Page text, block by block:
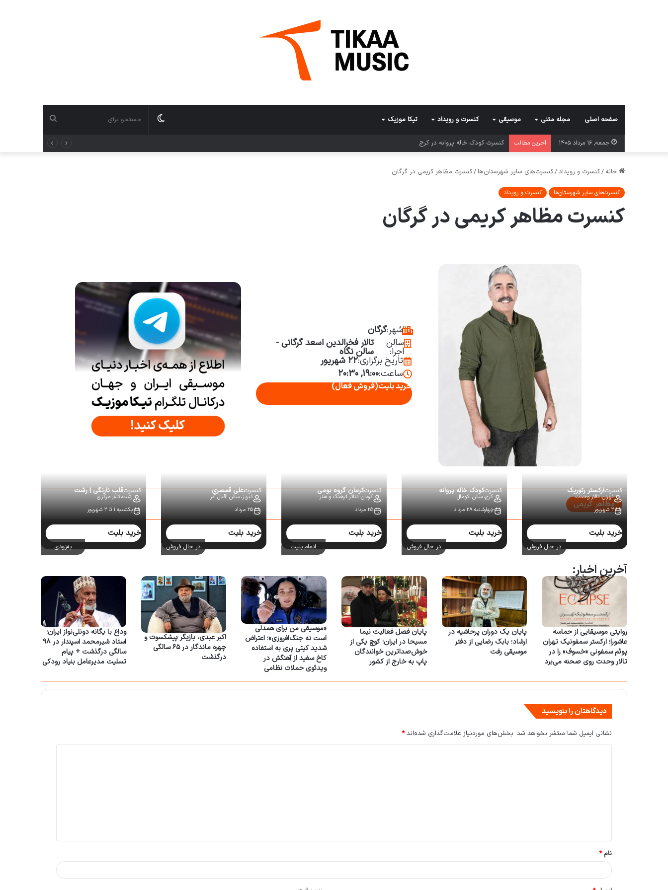
صفحه اصلی مجله متنی موسیقی کنسرت و رویداد تیکا موزیک
جمعه, ۱۶ مرداد ۱۴۰۵ آخرین مطالب کنسرت کرمان گروه بومی در کرمان
خانه /کنسرت و رویداد/کنسرت‌های سایر شهرستان‌ها /کنسرت مظاهر کریمی در گرگان
کنسرت‌های سایر شهرستان‌ها کنسرت و رویداد
کنسرت مظاهر کریمی در گرگان
شهر:گرگان
سالن
اجرا:
تالار فخرالدین اسعد گرگانی -
سالن نگاه
تاریخ برگزاری:۲۲ شهریور
ساعت:۱۹:۰۰, ۲۰:۳۰
خرید بلیت(فروش فعال)
مظاهر کریمی
سایر کنسرت‌ها:
کنسرتارکستر رتوریک
تهران،تالار وحدت
۲ شهریور
خرید بلیت
در حال فروش
کنسرتکودک خاله پروانه
کرج،سالن اکومال
چهارشنبه ۲۸ مرداد
خرید بلیت
در حال فروش
کنسرتکرمان گروه بومی
کرمان،تئاتر فرهنگ و هنر
۲۵ مرداد
خرید بلیت
اتمام بلیت
کنسرتعلی قمصری
تبریز،سالن اقبال آذر
۲۵ مرداد
خرید بلیت
در حال فروش
کنسرتقلب نارنگی | رشت
رشت،تالار مرکزی
یکشنبه ۱ تا ۲ شهریور
خرید بلیت
به‌زودی
آخرین اخبار:
روایتی موسیقایی از حماسه
عاشورا؛ ارکستر سمفونیک تهران
پوئم سمفونی «خسوف» را در
تالار وحدت روی صحنه می‌برد
پایان یک دوران پرحاشیه در
ارشاد؛ بابک رضایی از دفتر
موسیقی رفت
پایان فصل فعالیت نیما
مسیحا در ایران؛ کوچ یکی از
خوش‌صداترین خوانندگان
پاپ به خارج از کشور
«موسیقی من برای همدلی
است نه جنگ‌افروزی»؛ اعتراض
شدید کیتی پری به استفاده
کاخ سفید از آهنگش در
ویدئوی حملات نظامی
اکبر عبدی، بازیگر پیشکسوت و
چهره ماندگار در ۶۵ سالگی
درگذشت
وداع با یگانه دونلی‌نواز ایران؛
استاد شیرمحمد اسپندار در ۹۸
سالگی درگذشت + پیام
تسلیت مدیرعامل بنیاد رودکی
دیدگاهتان را بنویسید
نشانی ایمیل شما منتشر نخواهد شد. بخش‌های موردنیاز علامت‌گذاری شده‌اند*
*
نام*